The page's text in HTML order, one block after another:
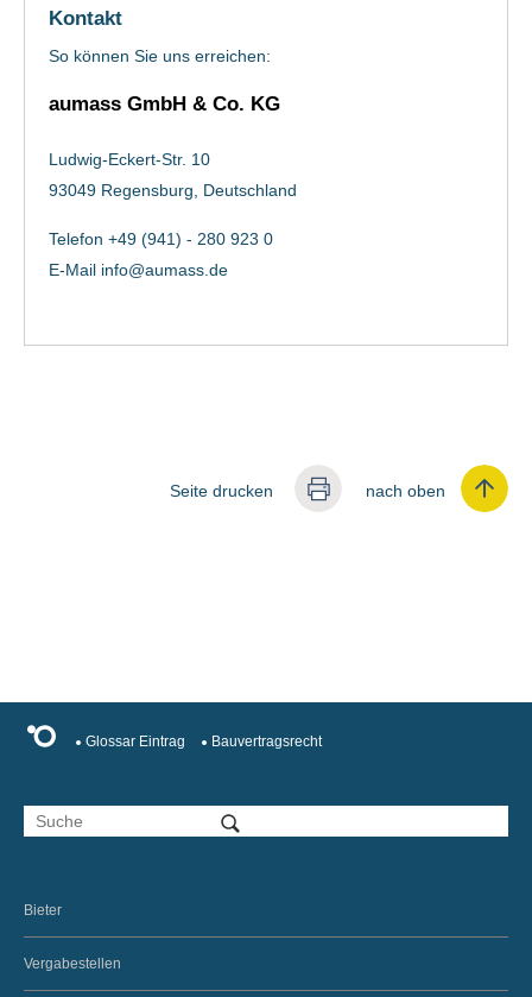
Kontakt
So können Sie uns erreichen:
aumass GmbH & Co. KG
Ludwig-Eckert-Str. 10
93049 Regensburg, Deutschland
Telefon +49 (941) - 280 923 0
E-Mail info@aumass.de
nach oben
Seite drucken
Glossar Eintrag Bauvertragsrecht
Bieter
Vergabestellen